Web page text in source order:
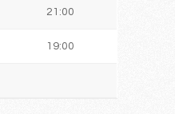
21:00
19:00